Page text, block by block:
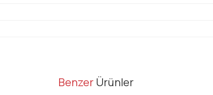
yetersiz gördüğünüz noktaları öneri formunu kullanarak
Benzer Ürünler